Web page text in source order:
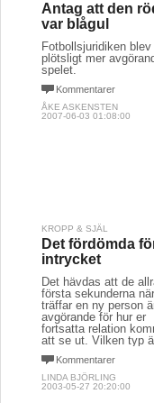
Antag att den
var blågul
Fotbollsjuridiken blev
plötsligt mer
spelet.
Kommentarer
ÅKE ASKENSTEN
2007-06-03 01:08:00
KROPP & SJÄL
Det fördömda
intrycket
Det hävdas att de
första sekunderna
träffar en ny person
avgörande för hur er
fortsatta relation
att se ut. Vilken typ
Kommentarer
LINDA BJÖRLING
2003-05-27 20:20:00